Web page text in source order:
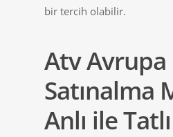
bir tercih olabilir.
Atv Avrupa
Satınalma
Anlı ile